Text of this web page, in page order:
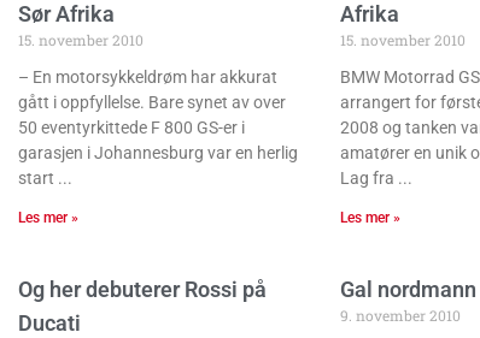
Sør Afrika
15. november 2010
– En motorsykkeldrøm har akkurat
gått i oppfyllelse. Bare synet av over
50 eventyrkittede F 800 GS-er i
garasjen i Johannesburg var en herlig
start
Les mer »
Afrika
15. november 2010
BMW Motorrad
arrangert for
2008 og tanken
amatører en unik
Lag fra
Les mer »
Og her debuterer Rossi på
Ducati
Gal
9. november 2010